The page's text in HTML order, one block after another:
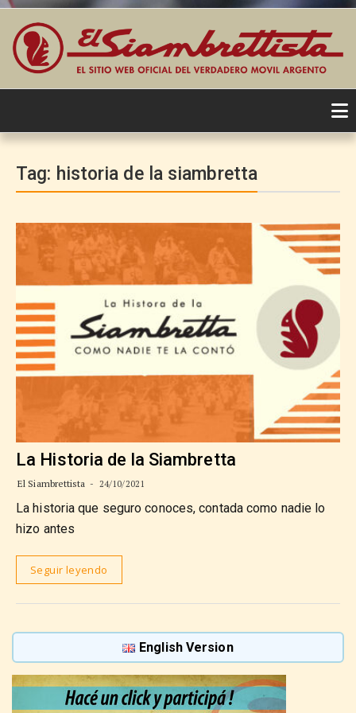
Skip
content
Tag: historia de la siambretta
La Historia de la Siambretta
El Siambrettista 24/10/2021
La historia que seguro conoces, contada como nadie lo
hizo antes
Seguir leyendo
English Version